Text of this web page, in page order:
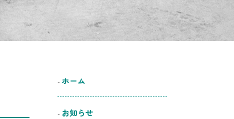
ホーム
お知らせ